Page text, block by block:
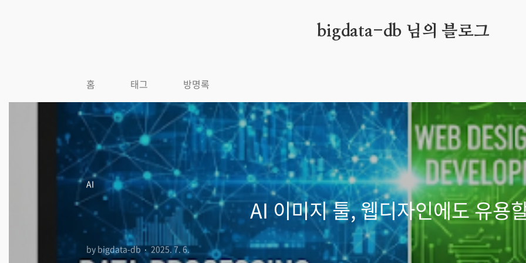
bigdata-db 님의 블로그
홈 태그 방명록
AI
AI 이미지 툴, 웹디자인에도 유용
by bigdata-db 2025. 7. 6.